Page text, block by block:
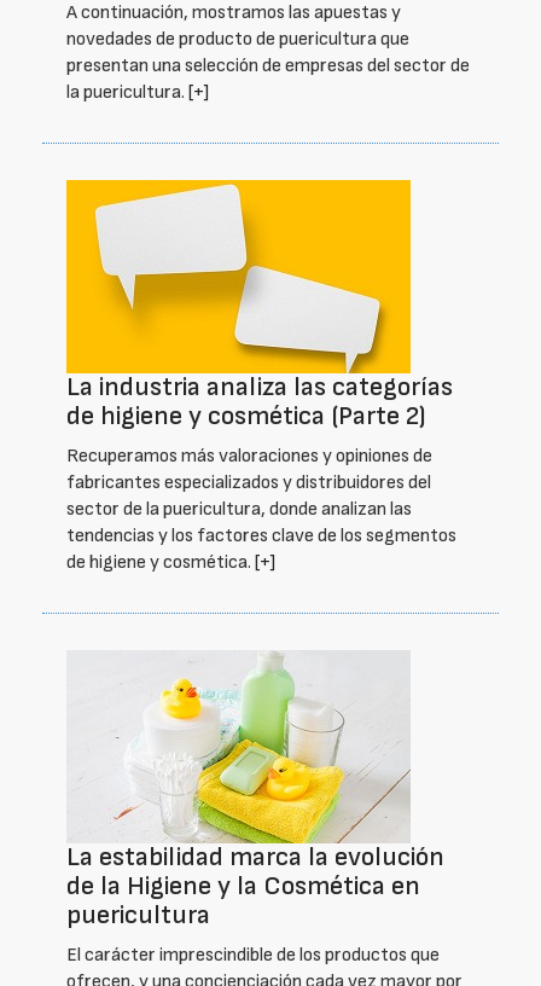
A continuación, mostramos las apuestas y
novedades de producto de puericultura que
presentan una selección de empresas del sector de
la puericultura. [+]
La industria analiza las categorías
de higiene y cosmética (Parte 2)
Recuperamos más valoraciones y opiniones de
fabricantes especializados y distribuidores del
sector de la puericultura, donde analizan las
tendencias y los factores clave de los segmentos
de higiene y cosmética. [+]
La estabilidad marca la evolución
de la Higiene y la Cosmética en
puericultura
El carácter imprescindible de los productos que